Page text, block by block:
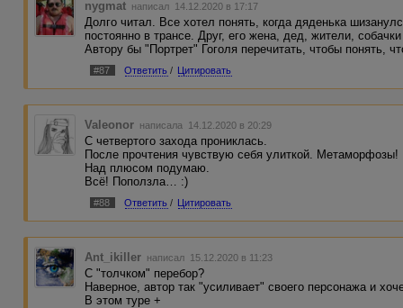
nygmat написал 14.12.2020 в 17:17
Долго читал. Все хотел понять, когда дяденька
постоянно в трансе. Друг, его жена, дед, жители,
Автору бы "Портрет" Гоголя перечитать, чтобы понять,
#87 Ответить / Цитировать
Valeonor написала 14.12.2020 в 20:29
С четвертого захода прониклась.
После прочтения чувствую себя улиткой. Метаморфозы!
Над плюсом подумаю.
Всё! Поползла… :)
#88 Ответить / Цитировать
Ant_ikiller написал 15.12.2020 в 11:23
С "толчком" перебор?
Наверное, автор так "усиливает" своего персонажа и
В этом туре +